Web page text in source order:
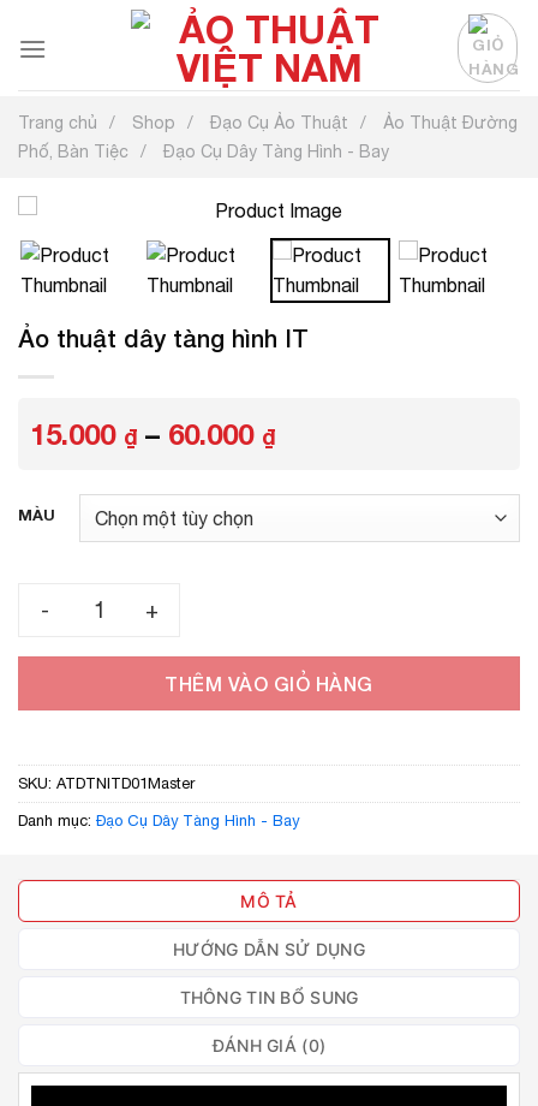
đến
Trang chủ Shop Đạo Cụ Ảo Thuật
Ảo Thuật Đường
Phố, Bàn Tiệc
Đạo Cụ Dây Tàng Hình - Bay
Ảo thuật dây tàng hình IT
15.000 ₫ – 60.000 ₫Khoảng
giá:
đến
MÀU
THÊM VÀO GIỎ HÀNG
SKU: ATDTNITD01Master
Danh mục: Đạo Cụ Dây Tàng Hình - Bay
MÔ TẢ
HƯỚNG DẪN SỬ DỤNG
THÔNG TIN BỔ SUNG
ĐÁNH GIÁ (0)